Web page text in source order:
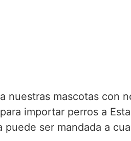
mascotas con
importar perros a
ser mandada a